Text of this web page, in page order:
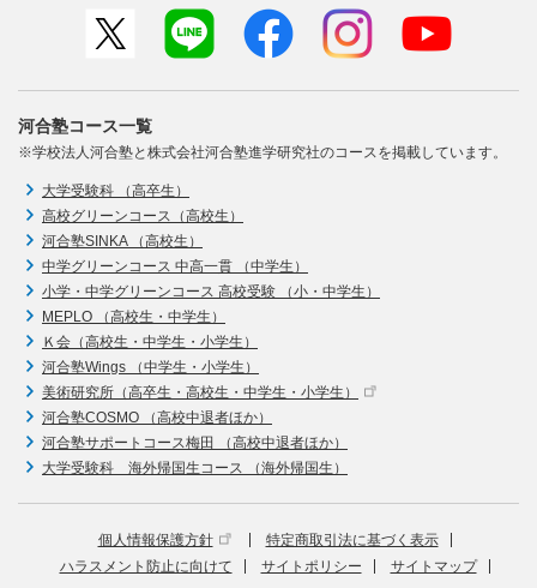
河合塾コース一覧
※学校法人河合塾と株式会社河合塾進学研究社のコースを掲載しています。
大学受験科 （高卒生）
高校グリーンコース（高校生）
河合塾SINKA （高校生）
中学グリーンコース 中高一貫 （中学生）
小学・中学グリーンコース 高校受験 （小・中学生）
MEPLO （高校生・中学生）
Ｋ会（高校生・中学生・小学生）
河合塾Wings （中学生・小学生）
美術研究所（高卒生・高校生・中学生・小学生）
河合塾COSMO （高校中退者ほか）
河合塾サポートコース梅田 （高校中退者ほか）
大学受験科 海外帰国生コース （海外帰国生）
個人情報保護方針
特定商取引法に基づく表示
ハラスメント防止に向けて
サイトポリシー サイトマップ